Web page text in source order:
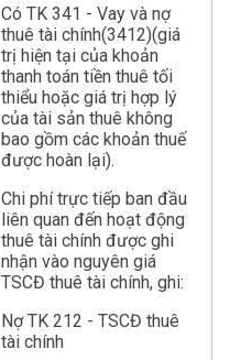
Có TK 341 - Vay và nợ
thuê tài chính(3412)(giá
trị hiện tại của khoản
thanh toán tiền thuê tối
thiểu hoặc giá trị hợp lý
của tài sản thuê không
bao gồm các khoản thuế
được hoàn lại).
Chi phí trực tiếp ban đầu
liên quan đến hoạt động
thuê tài chính được ghi
nhận vào nguyên giá
TSCĐ thuê tài chính, ghi:
Nợ TK 212 - TSCĐ thuê
tài chính